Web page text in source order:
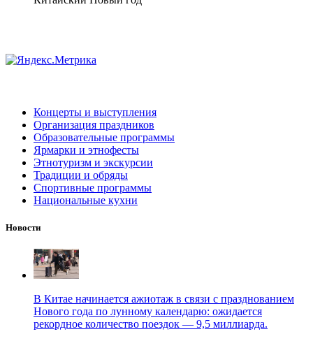
Концерты и выступления
Организация праздников
Образовательные программы
Ярмарки и этнофесты
Этнотуризм и экскурсии
Традиции и обряды
Спортивные программы
Национальные кухни
Новости
В Китае начинается ажиотаж в связи с празднованием
Нового года по лунному календарю: ожидается
рекордное количество поездок — 9,5 миллиарда.